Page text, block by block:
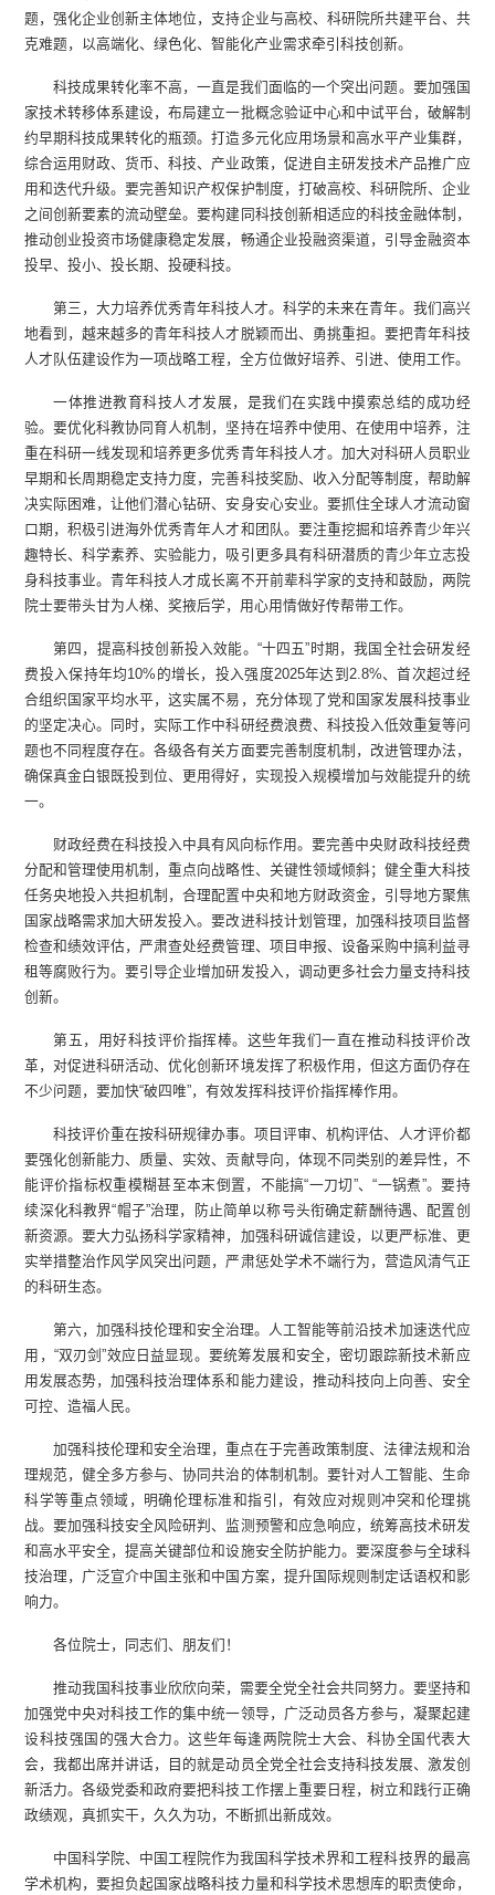
题，强化企业创新主体地位，支持企业与高校、科研院所共建平台、共
克难题，以高端化、绿色化、智能化产业需求牵引科技创新。
科技成果转化率不高，一直是我们面临的一个突出问题。要加强国
家技术转移体系建设，布局建立一批概念验证中心和中试平台，破解制
约早期科技成果转化的瓶颈。打造多元化应用场景和高水平产业集群，
综合运用财政、货币、科技、产业政策，促进自主研发技术产品推广应
用和迭代升级。要完善知识产权保护制度，打破高校、科研院所、企业
之间创新要素的流动壁垒。要构建同科技创新相适应的科技金融体制，
推动创业投资市场健康稳定发展，畅通企业投融资渠道，引导金融资本
投早、投小、投长期、投硬科技。
第三，大力培养优秀青年科技人才。科学的未来在青年。我们高兴
地看到，越来越多的青年科技人才脱颖而出、勇挑重担。要把青年科技
人才队伍建设作为一项战略工程，全方位做好培养、引进、使用工作。
一体推进教育科技人才发展，是我们在实践中摸索总结的成功经
验。要优化科教协同育人机制，坚持在培养中使用、在使用中培养，注
重在科研一线发现和培养更多优秀青年科技人才。加大对科研人员职业
早期和长周期稳定支持力度，完善科技奖励、收入分配等制度，帮助解
决实际困难，让他们潜心钻研、安身安心安业。要抓住全球人才流动窗
口期，积极引进海外优秀青年人才和团队。要注重挖掘和培养青少年兴
趣特长、科学素养、实验能力，吸引更多具有科研潜质的青少年立志投
身科技事业。青年科技人才成长离不开前辈科学家的支持和鼓励，两院
院士要带头甘为人梯、奖掖后学，用心用情做好传帮带工作。
第四，提高科技创新投入效能。“十四五”时期，我国全社会研发经
费投入保持年均10%的增长，投入强度2025年达到2.8%、首次超过经
合组织国家平均水平，这实属不易，充分体现了党和国家发展科技事业
的坚定决心。同时，实际工作中科研经费浪费、科技投入低效重复等问
题也不同程度存在。各级各有关方面要完善制度机制，改进管理办法，
确保真金白银既投到位、更用得好，实现投入规模增加与效能提升的统
一。
财政经费在科技投入中具有风向标作用。要完善中央财政科技经费
分配和管理使用机制，重点向战略性、关键性领域倾斜；健全重大科技
任务央地投入共担机制，合理配置中央和地方财政资金，引导地方聚焦
国家战略需求加大研发投入。要改进科技计划管理，加强科技项目监督
检查和绩效评估，严肃查处经费管理、项目申报、设备采购中搞利益寻
租等腐败行为。要引导企业增加研发投入，调动更多社会力量支持科技
创新。
第五，用好科技评价指挥棒。这些年我们一直在推动科技评价改
革，对促进科研活动、优化创新环境发挥了积极作用，但这方面仍存在
不少问题，要加快“破四唯”，有效发挥科技评价指挥棒作用。
科技评价重在按科研规律办事。项目评审、机构评估、人才评价都
要强化创新能力、质量、实效、贡献导向，体现不同类别的差异性，不
能评价指标权重模糊甚至本末倒置，不能搞“一刀切”、“一锅煮”。要持
续深化科教界“帽子”治理，防止简单以称号头衔确定薪酬待遇、配置创
新资源。要大力弘扬科学家精神，加强科研诚信建设，以更严标准、更
实举措整治作风学风突出问题，严肃惩处学术不端行为，营造风清气正
的科研生态。
第六，加强科技伦理和安全治理。人工智能等前沿技术加速迭代应
用，“双刃剑”效应日益显现。要统筹发展和安全，密切跟踪新技术新应
用发展态势，加强科技治理体系和能力建设，推动科技向上向善、安全
可控、造福人民。
加强科技伦理和安全治理，重点在于完善政策制度、法律法规和治
理规范，健全多方参与、协同共治的体制机制。要针对人工智能、生命
科学等重点领域，明确伦理标准和指引，有效应对规则冲突和伦理挑
战。要加强科技安全风险研判、监测预警和应急响应，统筹高技术研发
和高水平安全，提高关键部位和设施安全防护能力。要深度参与全球科
技治理，广泛宣介中国主张和中国方案，提升国际规则制定话语权和影
响力。
各位院士，同志们、朋友们！
推动我国科技事业欣欣向荣，需要全党全社会共同努力。要坚持和
加强党中央对科技工作的集中统一领导，广泛动员各方参与，凝聚起建
设科技强国的强大合力。这些年每逢两院院士大会、科协全国代表大
会，我都出席并讲话，目的就是动员全党全社会支持科技发展、激发创
新活力。各级党委和政府要把科技工作摆上重要日程，树立和践行正确
政绩观，真抓实干，久久为功，不断抓出新成效。
中国科学院、中国工程院作为我国科学技术界和工程科技界的最高
学术机构，要担负起国家战略科技力量和科学技术思想库的职责使命，